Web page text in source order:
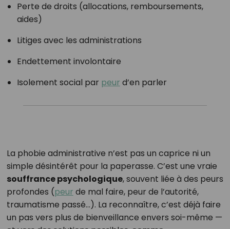
Perte de droits (allocations, remboursements,
aides)
Litiges avec les administrations
Endettement involontaire
Isolement social par peur d’en parler
La phobie administrative n’est pas un caprice ni un
simple désintérêt pour la paperasse. C’est une vraie
souffrance psychologique, souvent liée à des peurs
profondes (peur de mal faire, peur de l’autorité,
traumatisme passé…). La reconnaître, c’est déjà faire
un pas vers plus de bienveillance envers soi-même —